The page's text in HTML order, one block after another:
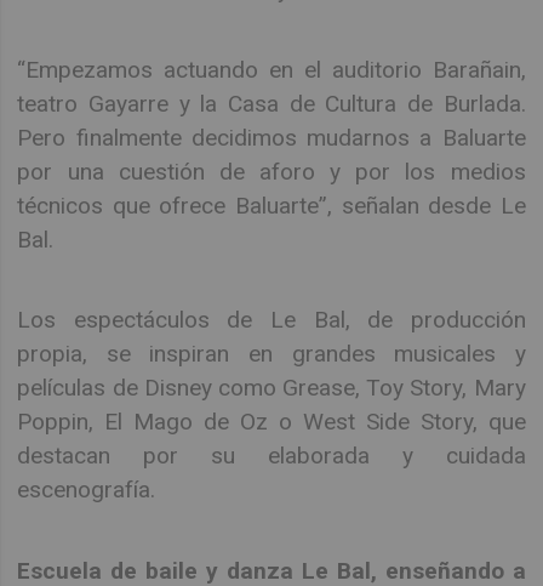
“Empezamos actuando en el auditorio Barañain,
teatro Gayarre y la Casa de Cultura de Burlada.
Pero finalmente decidimos mudarnos a Baluarte
por una cuestión de aforo y por los medios
técnicos que ofrece Baluarte”, señalan desde Le
Bal.
Los espectáculos de Le Bal, de producción
propia, se inspiran en grandes musicales y
películas de Disney como Grease, Toy Story, Mary
Poppin, El Mago de Oz o West Side Story, que
destacan por su elaborada y cuidada
escenografía.
Escuela de baile y danza Le Bal, enseñando a